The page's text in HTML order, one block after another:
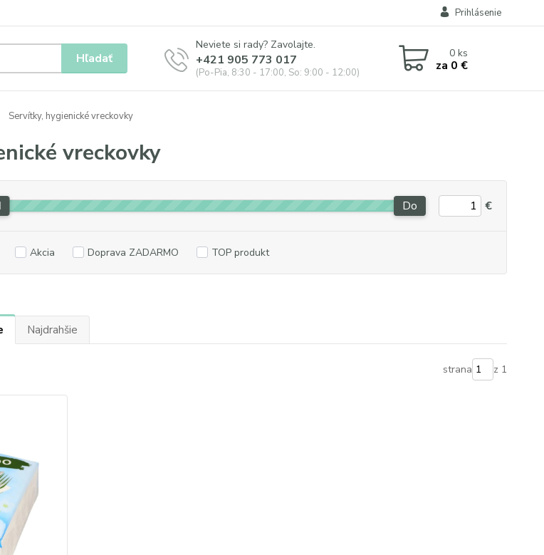
Prihlásenie
Hľadať
Neviete si rady? Zavolajte.
+421 905 773 017
(Po-Pia, 8:30 - 17:00, So: 9:00 - 12:00)
0ks
za 0 €
Servítky, hygienické vreckovky
vreckovky
Do €
Akcia Doprava ZADARMO TOP produkt
Najdrahšie
strana z 1